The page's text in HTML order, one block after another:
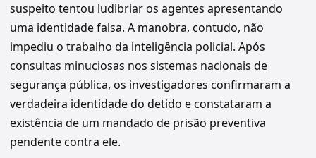
suspeito tentou ludibriar os agentes apresentando
uma identidade falsa. A manobra, contudo, não
impediu o trabalho da inteligência policial. Após
consultas minuciosas nos sistemas nacionais de
segurança pública, os investigadores confirmaram a
verdadeira identidade do detido e constataram a
existência de um mandado de prisão preventiva
pendente contra ele.